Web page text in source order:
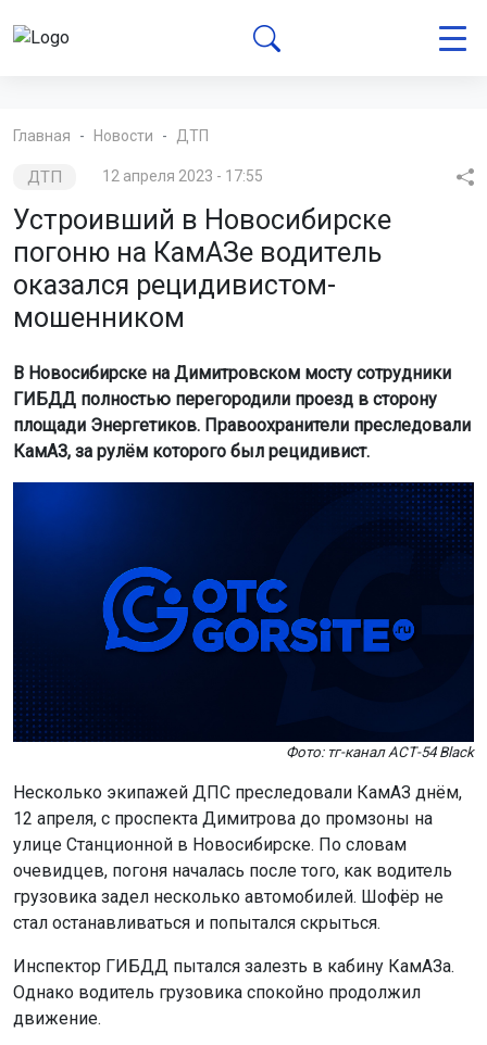
Главная Новости ДТП
ДТП 12 апреля 2023 - 17:55
Устроивший в Новосибирске
погоню на КамАЗе водитель
оказался рецидивистом-
мошенником
В Новосибирске на Димитровском мосту сотрудники
ГИБДД полностью перегородили проезд в сторону
площади Энергетиков. Правоохранители преследовали
КамАЗ, за рулём которого был рецидивист.
Фото: тг-канал АСТ-54 Black
Несколько экипажей ДПС преследовали КамАЗ днём,
12 апреля, с проспекта Димитрова до промзоны на
улице Станционной в Новосибирске. По словам
очевидцев, погоня началась после того, как водитель
грузовика задел несколько автомобилей. Шофёр не
стал останавливаться и попытался скрыться.
Инспектор ГИБДД пытался залезть в кабину КамАЗа.
Однако водитель грузовика спокойно продолжил
движение.